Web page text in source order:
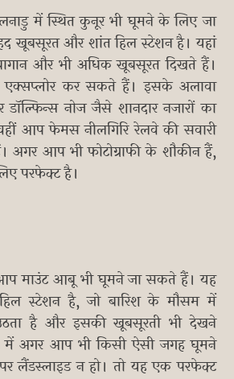
में स्थित कुनूर भी घूमने के लिए जा
खूबसूरत और शांत हिल स्टेशन है। यहां
और भी अधिक खूबसूरत दिखते हैं।
एक्सप्लोर कर सकते हैं। इसके अलावा
नोज जैसे शानदार नजारों का
आप फेमस नीलगिरि रेलवे की सवारी
आप भी फोटोग्राफी के शौकीन हैं,
परफेक्ट है।
माउंट आबू भी घूमने जा सकते हैं। यह
स्टेशन है, जो बारिश के मौसम में
है और इसकी खूबसूरती भी देखने
में अगर आप भी किसी ऐसी जगह घूमने
लैंडस्लाइड न हो। तो यह एक परफेक्ट